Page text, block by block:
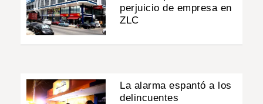
perjuicio de empresa en
ZLC
La alarma espantó a los
delincuentes